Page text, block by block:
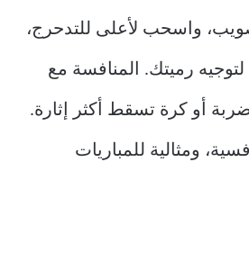
واسحب لأعلى للتدحرج،
رميتك. المنافسة مع
أو كرة تسقط أكثر إثارة.
ومثالية للمباريات